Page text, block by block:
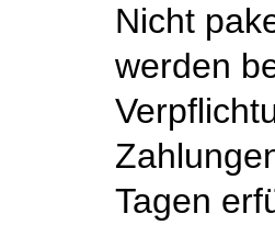
Nicht
werden
Tagen